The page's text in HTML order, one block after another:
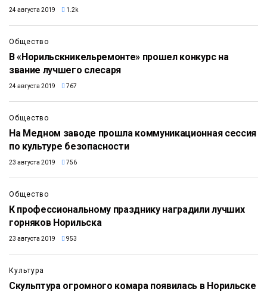
24 августа 2019 1.2k
Общество
В «Норильскникельремонте» прошел конкурс на
звание лучшего слесаря
24 августа 2019 767
Общество
На Медном заводе прошла коммуникационная сессия
по культуре безопасности
23 августа 2019 756
Общество
К профессиональному празднику наградили лучших
горняков Норильска
23 августа 2019 953
0:58
Культура
Скульптура огромного комара появилась в Норильске